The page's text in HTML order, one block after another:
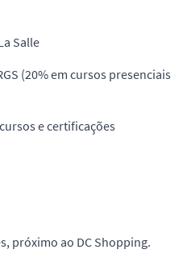
Salle
(20% em cursos presenciais
e certificações
próximo ao DC Shopping.